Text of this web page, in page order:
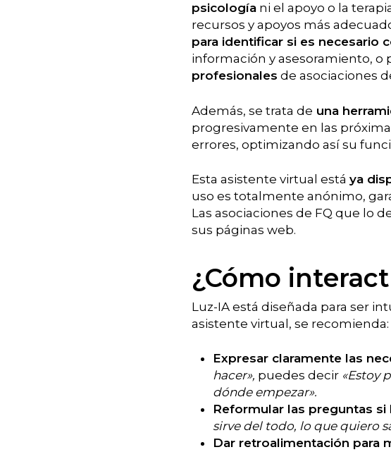
psicología ni el apoyo o la
recursos y apoyos más
para identificar si es necesario
información y asesoramiento, o
profesionales de asociaciones
Además, se trata de una
progresivamente en las
errores, optimizando así su
Esta asistente virtual está ya
uso es totalmente anónimo,
Las asociaciones de FQ que lo
sus páginas web.
¿Cómo
Luz-IA está diseñada para ser
asistente virtual, se recomienda:
Expresar claramente las
hacer», puedes decir «Estoy
dónde empezar».
Reformular las preguntas si
sirve del todo, lo que quiero
Dar retroalimentación para